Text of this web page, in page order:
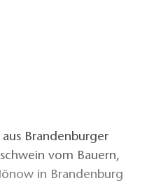
Brandenburger
vom Bauern,
in Brandenburg